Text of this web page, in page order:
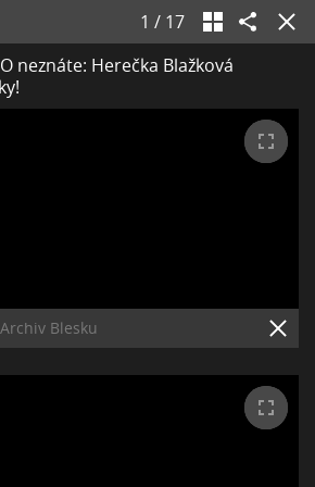
1 / 17
neznáte: Herečka Blažková
Archiv Blesku